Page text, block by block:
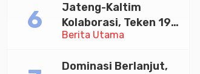
Tabungan Bima Bank
Jateng
Berita Utama
Jateng-Kaltim
Kolaborasi, Teken 19
Kerja Sama Ekonomi
Dominasi Berlanjut,